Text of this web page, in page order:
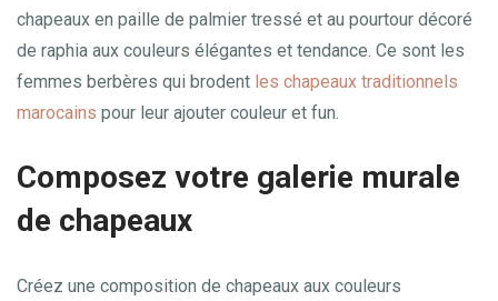
chapeaux en paille de palmier tressé et au pourtour décoré
de raphia aux couleurs élégantes et tendance. Ce sont les
femmes berbères qui brodent les chapeaux traditionnels
marocains pour leur ajouter couleur et fun.
Composez votre galerie murale
de chapeaux
Créez une composition de chapeaux aux couleurs